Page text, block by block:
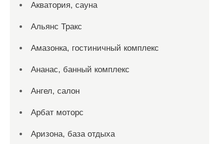
Акватория, сауна
Альянс Тракс
Амазонка, гостиничный комплекс
Ананас, банный комплекс
Ангел, салон
Арбат моторс
Аризона, база отдыха